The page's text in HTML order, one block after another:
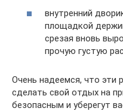
внутренний
площадкой
срезая вновь
прочую густую
Очень надеемся, что эти
сделать свой отдых на
безопасным и уберегут